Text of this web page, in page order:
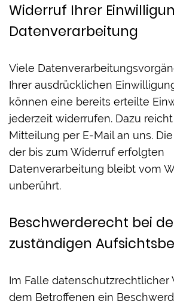
Widerruf Ihrer
Datenverarbeitung
Viele
Ihrer ausdrücklichen
können eine bereits erteilte
jederzeit widerrufen. Dazu
Mitteilung per E-Mail an uns.
der bis zum Widerruf erfolgten
Datenverarbeitung bleibt vom
unberührt.
Beschwerderecht bei
zuständigen
Im Falle datenschutzrechtlicher
dem Betroffenen ein